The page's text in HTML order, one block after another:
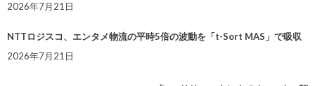
2026年7月21日
NTTロジスコ、エンタメ物流の平時5倍の波動を「t-Sort MAS」で吸収
2026年7月21日